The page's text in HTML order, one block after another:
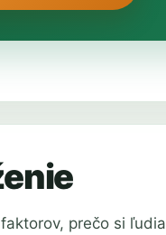
prečo si ľudia